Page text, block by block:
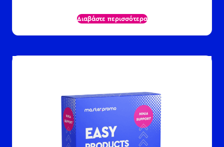
Διαβάστε περισσότερα